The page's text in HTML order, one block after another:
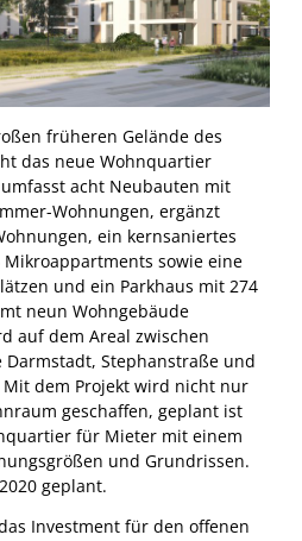
früheren Gelände des
das neue Wohnquartier
acht Neubauten mit
Wohnungen, ergänzt
ein kernsaniertes
sowie eine
und ein Parkhaus mit 274
neun Wohngebäude
auf dem Areal zwischen
Darmstadt, Stephanstraße und
dem Projekt wird nicht nur
geschaffen, geplant ist
für Mieter mit einem
und Grundrissen.
geplant.
Investment für den offenen